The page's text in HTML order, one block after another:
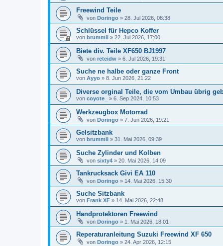
Freewind Teile
von Doringo » 28. Jul 2026, 08:38
Schlüssel für Hepco Koffer
von brummil » 22. Jul 2026, 17:00
Biete div. Teile XF650 BJ1997
von reteidw » 6. Jul 2026, 19:31
Suche ne halbe oder ganze Front
von Ayyo » 8. Jun 2026, 21:22
Diverse orginal Teile, die vom Umbau übrig
von coyote_ » 6. Sep 2024, 10:53
Werkzeugbox Motorrad
von Doringo » 7. Jun 2026, 19:21
Gelsitzbank
von brummil » 31. Mai 2026, 09:39
Suche Zylinder und Kolben
von sixty4 » 20. Mai 2026, 14:09
Tankrucksack Givi EA 110
von Doringo » 14. Mai 2026, 15:30
Suche Sitzbank
von Frank XF » 14. Mai 2026, 22:48
Handprotektoren Freewind
von Doringo » 1. Mai 2026, 18:01
Reperaturanleitung Suzuki Freewind XF 650
von Doringo » 24. Apr 2026, 12:15